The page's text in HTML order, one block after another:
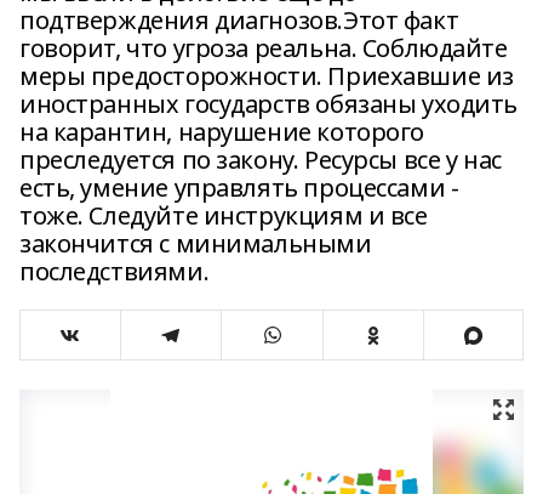
подтверждения диагнозов.Этот факт
говорит, что угроза реальна. Соблюдайте
меры предосторожности. Приехавшие из
иностранных государств обязаны уходить
на карантин, нарушение которого
преследуется по закону. Ресурсы все у нас
есть, умение управлять процессами -
тоже. Следуйте инструкциям и все
закончится с минимальными
последствиями.